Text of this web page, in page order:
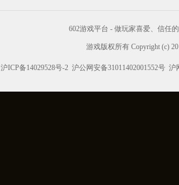
602游戏平台 - 做玩家喜爱、信任
游戏版权所有 Copyright (c)
沪ICP备14029528号-2 沪公网安备31011402001552号 沪